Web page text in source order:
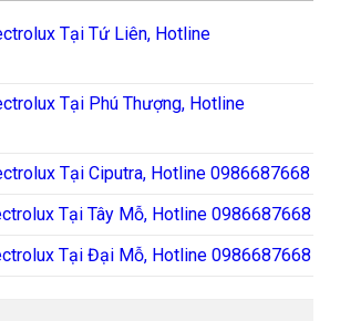
Tại Tứ Liên, Hotline
Tại Phú Thượng, Hotline
Tại Ciputra, Hotline 0986687668
Tại Tây Mỗ, Hotline 0986687668
Tại Đại Mỗ, Hotline 0986687668